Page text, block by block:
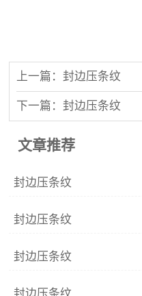
上一篇：封边压条纹
下一篇：封边压条纹
文章推荐
封边压条纹
封边压条纹
封边压条纹